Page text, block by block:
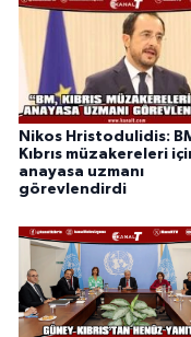
Nikos Hristodulidis:
Kıbrıs müzakereleri
anayasa uzmanı
görevlendirdi